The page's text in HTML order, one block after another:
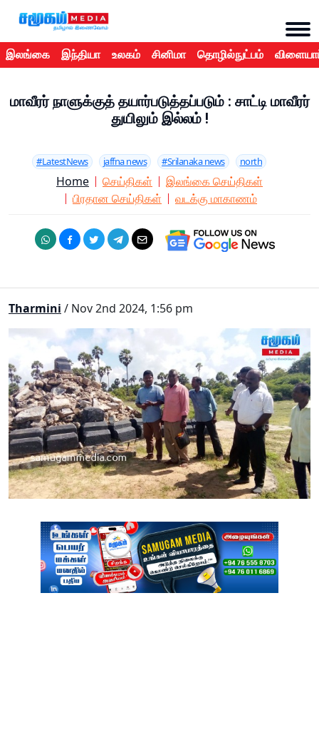
இலங்கை இந்தியா உலகம் சினிமா தொழில்நுட்பம்
மாவீரர் நாளுக்குத் தயார்படுத்தப்படும் : சாட்டி மாவீரர்
துயிலும் இல்லம் !
#LatestNews jaffna news #Srilanaka news north
Home செய்திகள்
இலங்கை செய்திகள்
பிரதான செய்திகள்
வடக்கு மாகாணம்
Tharmini / Nov 2nd 2024, 1:56 pm